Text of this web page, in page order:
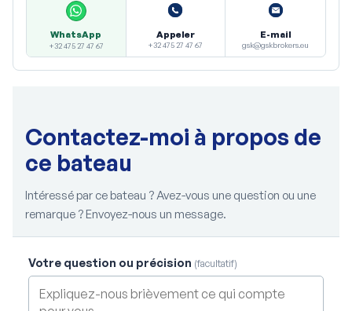
WhatsApp
+32 475 27 47 67
Appeler
+32 475 27 47 67
E-mail
gsk@gskbrokers.eu
Contactez-moi à propos de
ce bateau
Intéressé par ce bateau ? Avez-vous une question ou une
remarque ? Envoyez-nous un message.
Votre question ou précision (facultatif)